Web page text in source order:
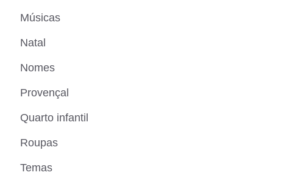
Músicas
Natal
Nomes
Provençal
Quarto infantil
Roupas
Temas